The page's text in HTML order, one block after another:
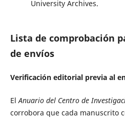
University Archives.
Lista de comprobación
de envíos
Verificación editorial previa al
El Anuario del Centro de
corrobora que cada manuscrito